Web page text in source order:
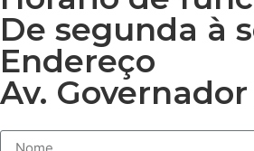
De segunda à
Endereço
Av.